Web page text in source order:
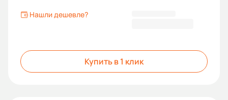
Нашли дешевле?
Купить в 1 клик